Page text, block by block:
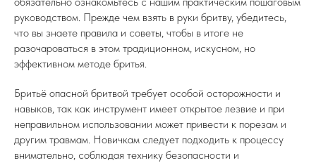
руководством. Прежде чем взять в руки бритву, убедитесь,
что вы знаете правила и советы, чтобы в итоге не
разочароваться в этом традиционном, искусном, но
эффективном методе бритья.
Бритьё опасной бритвой требует особой осторожности и
навыков, так как инструмент имеет открытое лезвие и при
неправильном использовании может привести к порезам и
другим травмам. Новичкам следует подходить к процессу
внимательно, соблюдая технику безопасности и